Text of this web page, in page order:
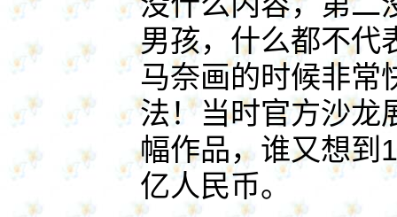
男孩，什么都不代
马奈画的时候非常
法！当时官方沙龙
幅作品，谁又想到
亿人民币。